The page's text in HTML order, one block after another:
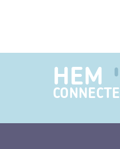
HEM
CONNECTE